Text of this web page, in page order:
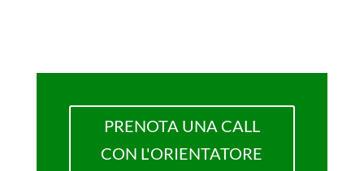
PRENOTA UNA CALL
CON L'ORIENTATORE